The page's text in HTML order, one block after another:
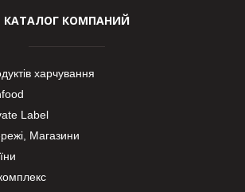
КАТАЛОГ КОМПАНИЙ
харчування
Label
Магазини